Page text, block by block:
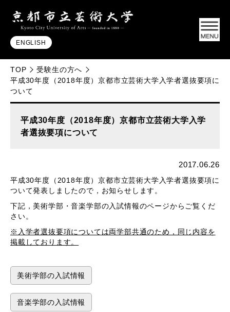
ENGLISH
TOP
受験生の方へ
平成30年度（2018年度）京都市立芸術大学入学者選抜要項に
ついて
平成30年度（2018年度）京都市立芸術大学入学
者選抜要項について
2017.06.26
平成30年度（2018年度）京都市立芸術大学入学者選抜要項に
ついて発表しましたので，お知らせします。
下記，美術学部・音楽学部の入試情報のページからご覧くだ
さい。
※入学者選抜要項については両学部共通のため，同じ内容を
掲載しております。
美術学部の入試情報
音楽学部の入試情報